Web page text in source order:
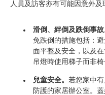
人員及訪客亦有可能因意外及
滑倒、絆倒及跌倒事故
免跌倒的措施包括：
面平整及安全，以及
吊燈時使用梯子而非椅
兒童安全。 若您家中
防護的家居辦公室。